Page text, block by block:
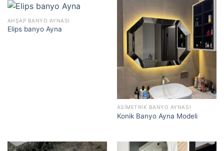
AHŞAP BANYO AYNASI
Elips banyo Ayna
ASIMETRIK BANYO AYNASI
Konik Banyo Ayna Modeli